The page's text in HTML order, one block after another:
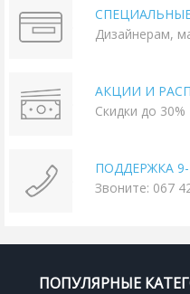
Дизайнерам,
АКЦИИ И
Скидки до 30%
ПОДДЕРЖКА 9-
Звоните: 067
ПОПУЛЯРНЫЕ